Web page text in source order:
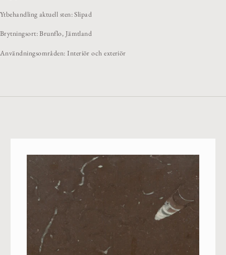
Ytbehandling aktuell sten: Slipad
Brytningsort: Brunflo, Jämtland
Användningsområden: Interiör och exteriör